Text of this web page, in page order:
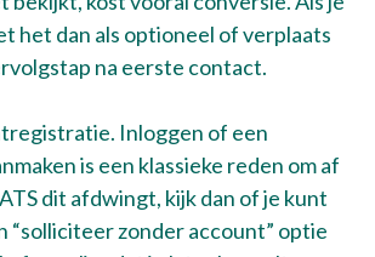
het dan als optioneel of verplaats
na eerste contact.
Inloggen of een
is een klassieke reden om af
dit afdwingt, kijk dan of je kunt
“solliciteer zonder account” optie